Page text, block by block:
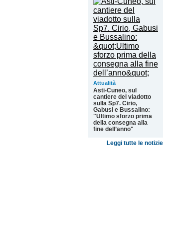
Attualità
Asti-Cuneo, sul
cantiere del viadotto
sulla Sp7. Cirio,
Gabusi e Bussalino:
"Ultimo sforzo prima
della consegna alla
fine dell’anno"
Leggi tutte le notizie